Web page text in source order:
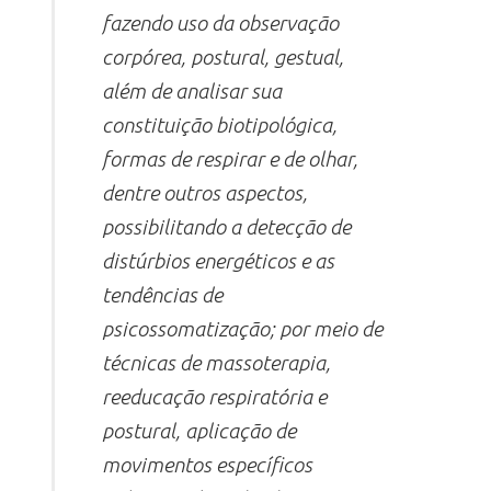
fazendo uso da observação
corpórea, postural, gestual,
além de analisar sua
constituição biotipológica,
formas de respirar e de olhar,
dentre outros aspectos,
possibilitando a detecção de
distúrbios energéticos e as
tendências de
psicossomatização; por meio de
técnicas de massoterapia,
reeducação respiratória e
postural, aplicação de
movimentos específicos